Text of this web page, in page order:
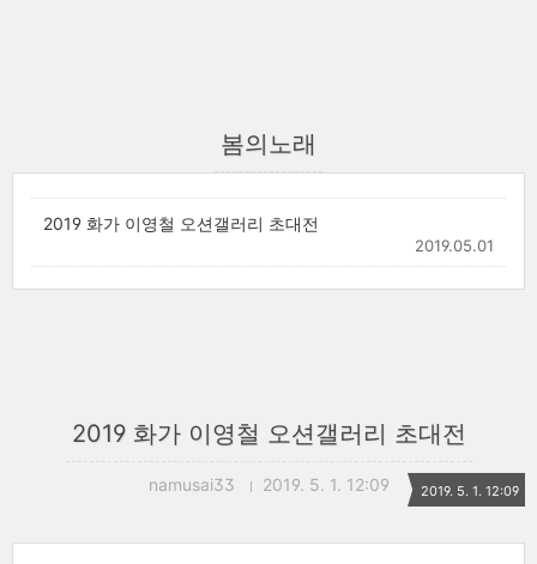
봄의노래
2019 화가 이영철 오션갤러리 초대전
2019.05.01
2019 화가 이영철 오션갤러리 초대전
namusai33 2019. 5. 1. 12:09 2019. 5. 1. 12:09